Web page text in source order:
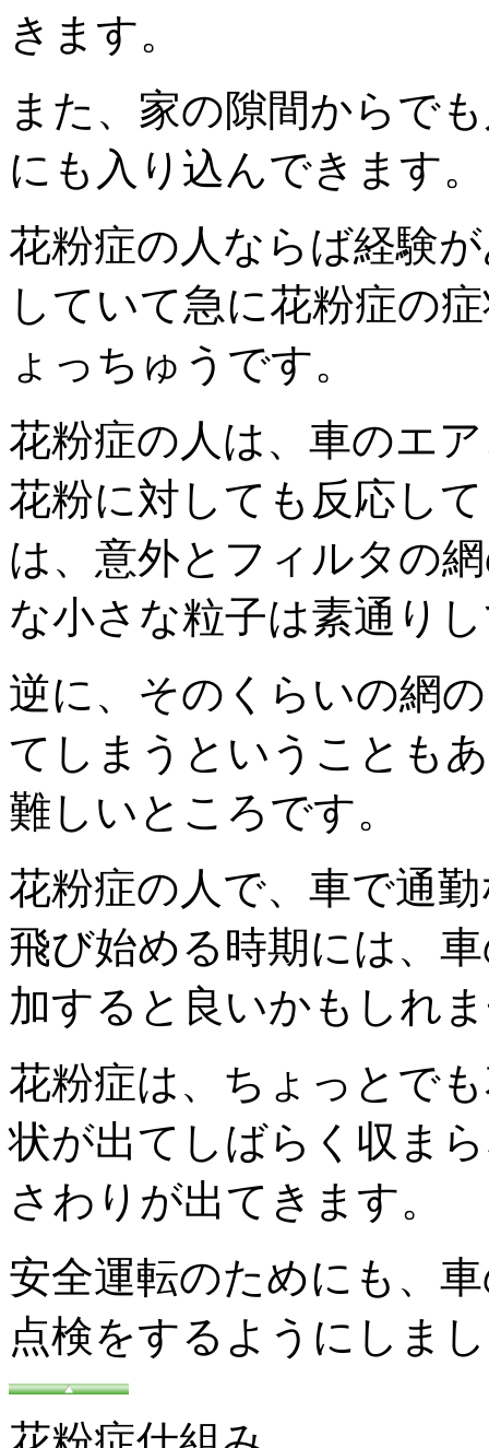
きます。
また、家の隙間からで
にも入り込んできます。
花粉症の人ならば経験
していて急に花粉症の
ょっちゅうです。
花粉症の人は、車のエ
花粉に対しても反応し
は、意外とフィルタの
な小さな粒子は素通り
逆に、そのくらいの網
てしまうということも
難しいところです。
花粉症の人で、車で通
飛び始める時期には、
加すると良いかもしれ
花粉症は、ちょっとで
状が出てしばらく収ま
さわりが出てきます。
安全運転のためにも、
点検をするようにしま